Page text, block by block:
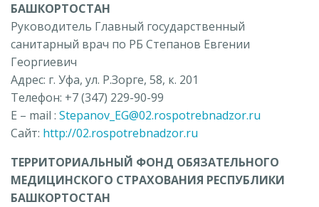
БАШКОРТОСТАН
Руководитель Главный государственный
санитарный врач по РБ Степанов Евгении
Георгиевич
Адрес: г. Уфа, ул. Р.Зорге, 58, к. 201
Телефон: +7 (347) 229-90-99
E – mail : Stepanov_EG@02.rospotrebnadzor.ru
Сайт: http://02.rospotrebnadzor.ru
ТЕРРИТОРИАЛЬНЫЙ ФОНД ОБЯЗАТЕЛЬНОГО
МЕДИЦИНСКОГО СТРАХОВАНИЯ РЕСПУБЛИКИ
БАШКОРТОСТАН